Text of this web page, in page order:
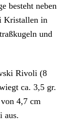
besteht neben
Kristallen in
und
Rivoli (8
ca. 3,5 gr.
4,7 cm
aus.